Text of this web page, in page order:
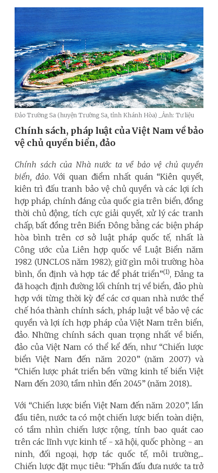
Đảo Trường Sa (huyện Trường Sa, tỉnh Khánh Hòa) _Ảnh: Tư liệu
Chính sách, pháp luật của Việt Nam về bảo
vệ chủ quyền biển, đảo
Chính sách của Nhà nước ta về bảo vệ chủ quyền
biển, đảo. Với quan điểm nhất quán “Kiên quyết,
kiên trì đấu tranh bảo vệ chủ quyền và các lợi ích
hợp pháp, chính đáng của quốc gia trên biển, đồng
thời chủ động, tích cực giải quyết, xử lý các tranh
chấp, bất đồng trên Biển Đông bằng các biện pháp
hòa bình trên cơ sở luật pháp quốc tế, nhất là
Công ước của Liên hợp quốc về Luật Biển năm
1982 (UNCLOS năm 1982); giữ gìn môi trường hòa
bình, ổn định và hợp tác để phát triển”(1), Đảng ta
đã hoạch định đường lối chính trị về biển, đảo phù
hợp với từng thời kỳ để các cơ quan nhà nước thể
chế hóa thành chính sách, pháp luật về bảo vệ các
quyền và lợi ích hợp pháp của Việt Nam trên biển,
đảo. Những chính sách quan trọng nhất về biển,
đảo của Việt Nam có thể kể đến, như “Chiến lược
biển Việt Nam đến năm 2020” (năm 2007) và
“Chiến lược phát triển bền vững kinh tế biển Việt
Nam đến 2030, tầm nhìn đến 2045” (năm 2018)...
Với “Chiến lược biển Việt Nam đến năm 2020”, lần
đầu tiên, nước ta có một chiến lược biển toàn diện,
có tầm nhìn chiến lược rộng, tính bao quát cao
trên các lĩnh vực kinh tế - xã hội, quốc phòng - an
ninh, đối ngoại, hợp tác quốc tế, môi trường,...
Chiến lược đặt mục tiêu: “Phấn đấu đưa nước ta trở